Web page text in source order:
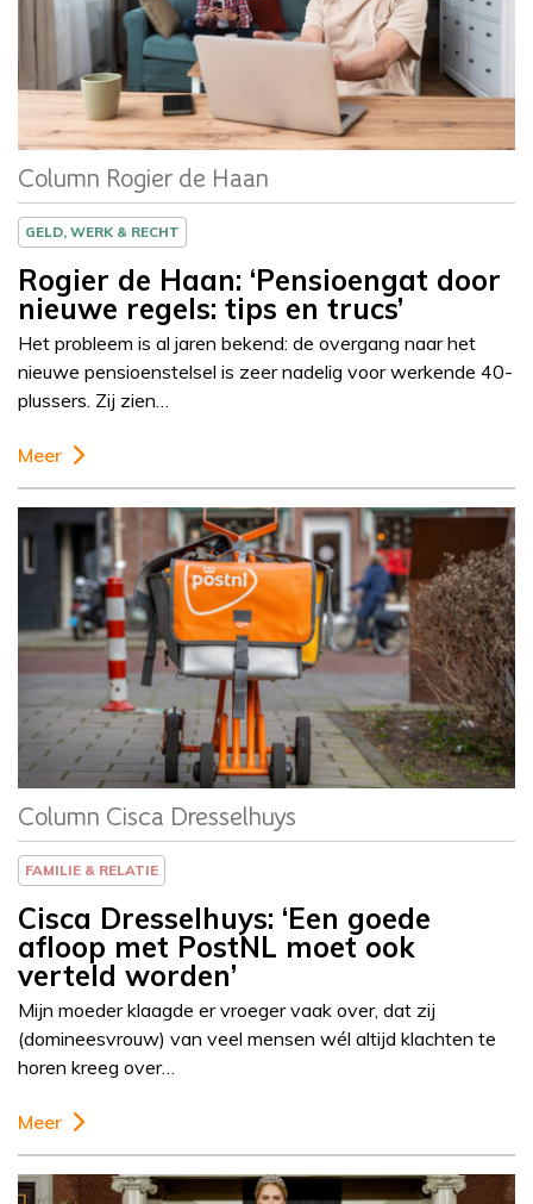
Column
Rogier de Haan
Column Rogier de Haan
GELD, WERK & RECHT
Rogier de Haan: ‘Pensioengat door
nieuwe regels: tips en trucs’
Het probleem is al jaren bekend: de overgang naar het
nieuwe pensioenstelsel is zeer nadelig voor werkende 40-
plussers. Zij zien…
Meer
Column
Cisca Dresselhuys
Column Cisca Dresselhuys
FAMILIE & RELATIE
Cisca Dresselhuys: ‘Een goede
afloop met PostNL moet ook
verteld worden’
Mijn moeder klaagde er vroeger vaak over, dat zij
(domineesvrouw) van veel mensen wél altijd klachten te
horen kreeg over…
Meer